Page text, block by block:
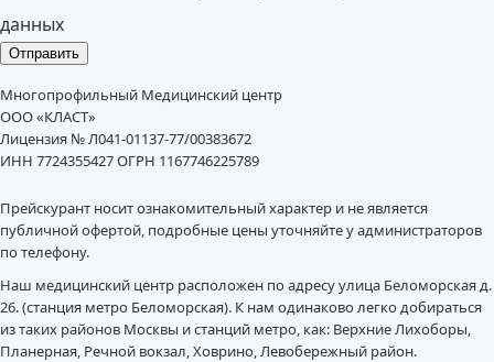
данных
Многопрофильный Медицинский центр
ООО «КЛАСТ»
Лицензия № Л041-01137-77/00383672
ИНН 7724355427 ОГРН 1167746225789
Прейскурант носит ознакомительный характер и не является
публичной офертой, подробные цены уточняйте у администраторов
по телефону.
Наш медицинский центр расположен по адресу улица Беломорская д.
26. (станция метро Беломорская). К нам одинаково легко добираться
из таких районов Москвы и станций метро, как: Верхние Лихоборы,
Планерная, Речной вокзал, Ховрино, Левобережный район.